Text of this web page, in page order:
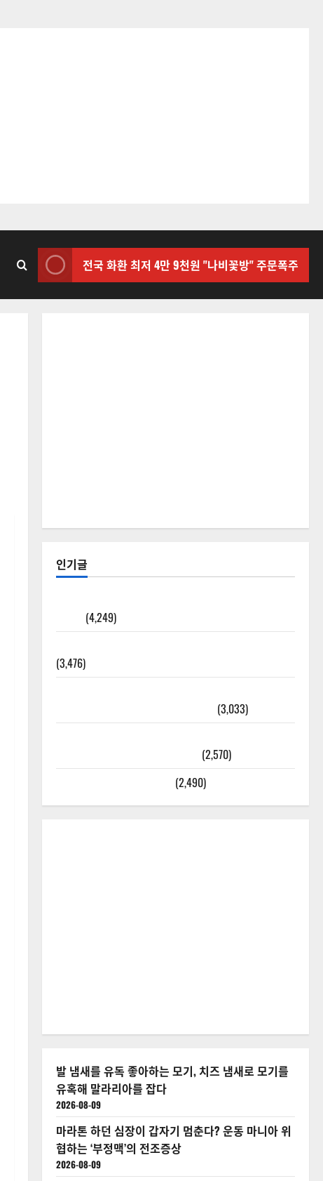
전국 화환 최저 4만 9천원 "나비꽃방" 주문폭주
인기글
(4,249)
(3,476)
(3,033)
(2,570)
(2,490)
발 냄새를 유독 좋아하는 모기, 치즈 냄새로 모기를
유혹해 말라리아를 잡다
2026-08-09
마라톤 하던 심장이 갑자기 멈춘다? 운동 마니아 위
협하는 ‘부정맥’의 전조증상
2026-08-09